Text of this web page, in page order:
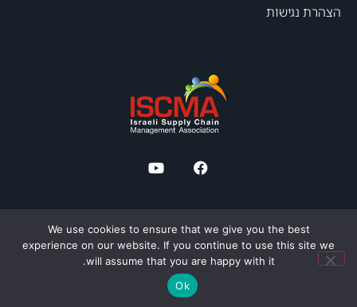
הצהרת נגישות
© כל הזכויות שמורות
We use cookies to ensure that we give you the best
experience on our website. If you continue to use this site we
will assume that you are happy with it.
Ok